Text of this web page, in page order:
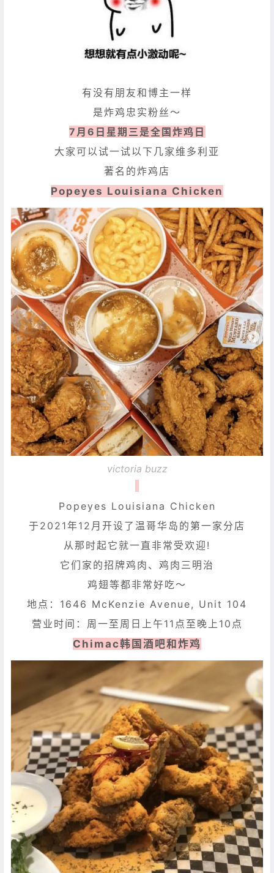
有没有朋友和博主一样
是炸鸡忠实粉丝～
7月6日星期三是全国炸鸡日
大家可以试一试以下几家维多利亚
著名的炸鸡店
Popeyes Louisiana Chicken
victoria buzz
Popeyes Louisiana Chicken
于2021年12月开设了温哥华岛的第一家分店
从那时起它就一直非常受欢迎!
它们家的招牌鸡肉、鸡肉三明治
鸡翅等都非常好吃～
地点：1646 McKenzie Avenue, Unit 104
营业时间：周一至周日上午11点至晚上10点
Chimac韩国酒吧和炸鸡